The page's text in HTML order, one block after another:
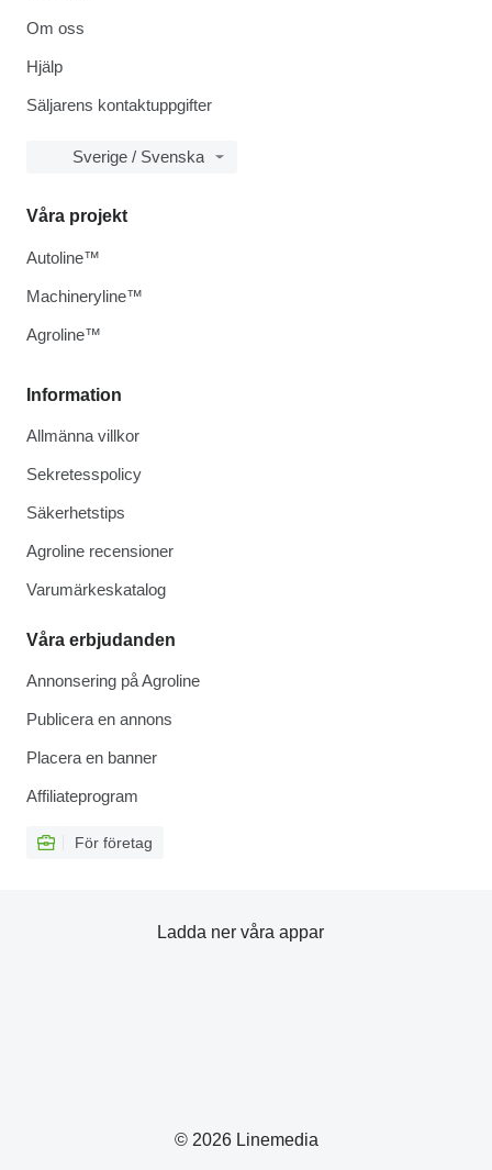
Om oss
Hjälp
Säljarens kontaktuppgifter
Sverige / Svenska
Information
Allmänna villkor
Sekretesspolicy
Säkerhetstips
Agroline recensioner
Varumärkeskatalog
Våra erbjudanden
Annonsering på Agroline
Publicera en annons
Placera en banner
Affiliateprogram
För företag
Våra projekt
Autoline™
Machineryline™
Agroline™
© 2026 Linemedia
Ladda ner våra appar